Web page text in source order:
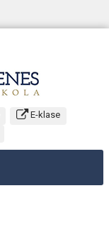
E-klase